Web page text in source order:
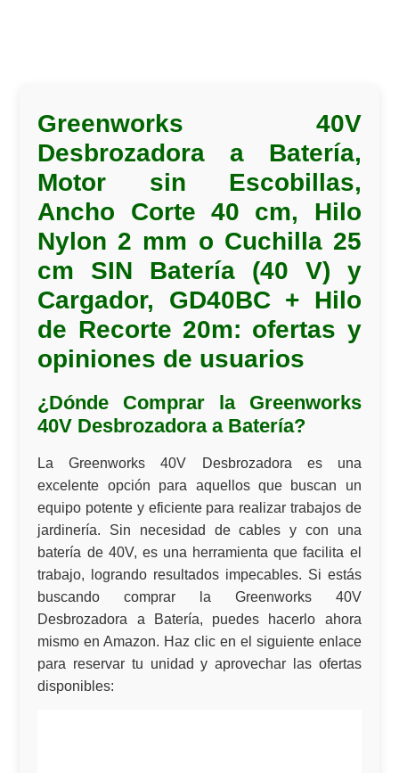
Greenworks 40V
Desbrozadora a Batería,
Motor sin Escobillas,
Ancho Corte 40 cm, Hilo
Nylon 2 mm o Cuchilla 25
cm SIN Batería (40 V) y
Cargador, GD40BC + Hilo
de Recorte 20m: ofertas y
opiniones de usuarios
¿Dónde Comprar la Greenworks
40V Desbrozadora a Batería?
La Greenworks 40V Desbrozadora es una
excelente opción para aquellos que buscan un
equipo potente y eficiente para realizar trabajos de
jardinería. Sin necesidad de cables y con una
batería de 40V, es una herramienta que facilita el
trabajo, logrando resultados impecables. Si estás
buscandocomprar la Greenworks 40V
Desbrozadora a Batería, puedes hacerlo ahora
mismo en Amazon. Haz clic en el siguiente enlace
para reservar tu unidad y aprovechar las ofertas
disponibles: